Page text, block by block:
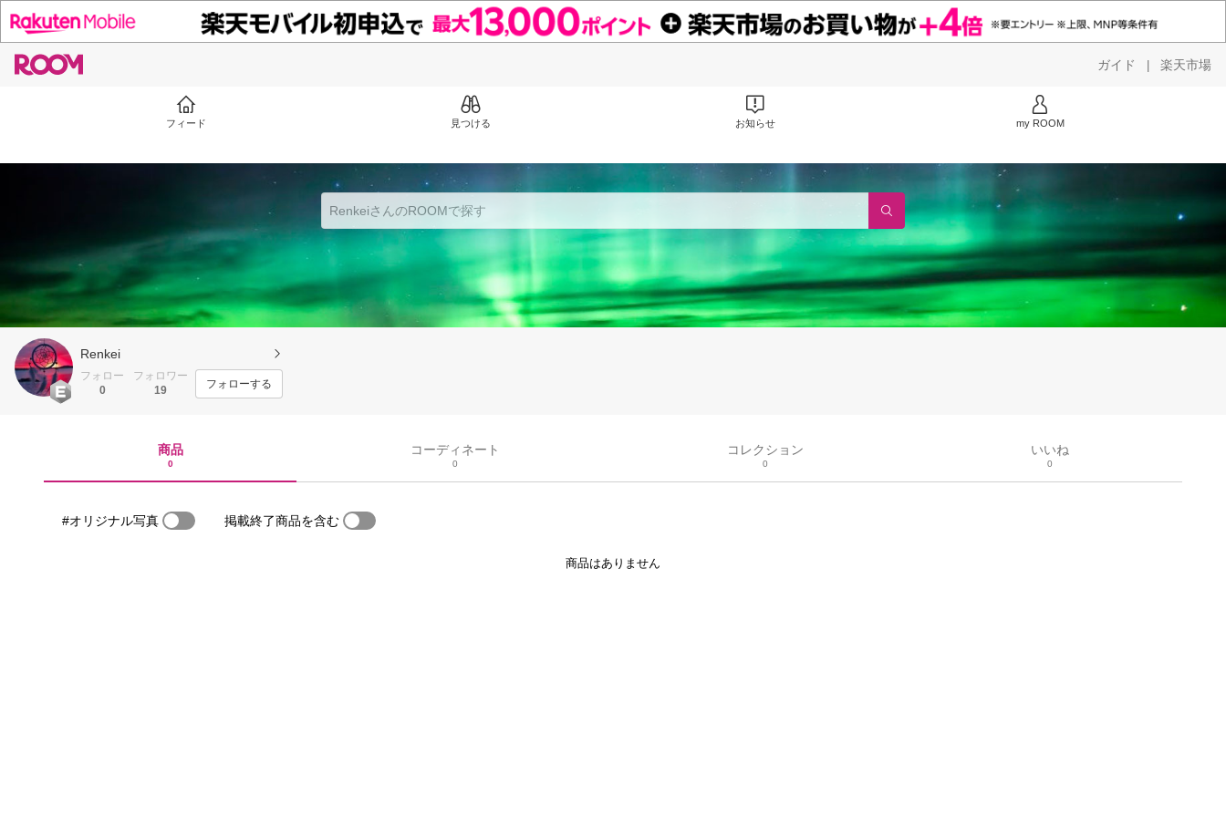
ガイド | 楽天市場
フィード 見つける お知らせ my ROOM
Renkei
フォロー
0
フォロワー
19
フォローする
商品
0
コーディネート
0
コレクション
0
いいね
0
#オリジナル写真 掲載終了商品を含む
商品はありません